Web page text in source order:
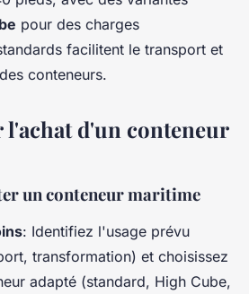
pour des charges
facilitent le transport et
conteneurs.
l'achat d'un conteneur
un conteneur maritime
: Identifiez l'usage prévu
transformation) et choisissez
adapté (standard, High Cube,